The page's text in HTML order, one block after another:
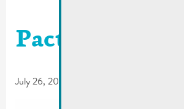
Pact climate
July 26, 2017